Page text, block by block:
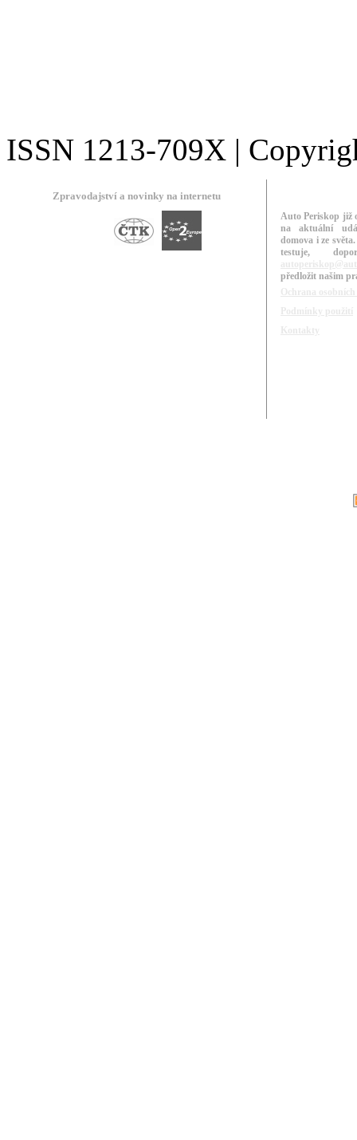
ISSN 1213-709X |
Zpravodajství a novinky na internetu
Auto Periskop již
na aktuální
domova i ze
testuje,
předložit našim